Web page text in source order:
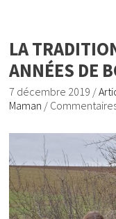
LA
ANNÉES DE
7 décembre 2019 /
Maman /